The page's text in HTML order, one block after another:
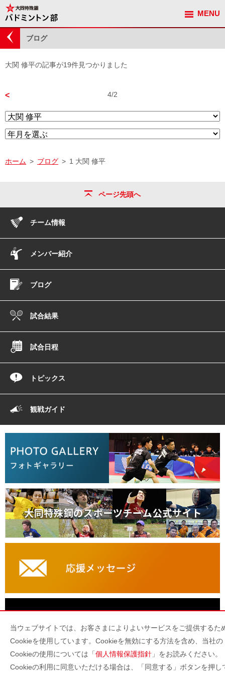
MENU
観戦ガイド
ブログ
大関 修平の記事が19件見つかりました
< 4/2
ホーム ブログ 1 大関 修平
ページ先頭へ
チーム情報
メンバー紹介
ブログ
試合結果
試合日程
トピックス
観戦ガイド
PCサイトヘ
当ウェブサイトでは、お客さまによりよいサービスをご提供するた
Cookieを使用しています。Cookieを無効にする方法を含め、当社の
Cookieの使用については「 個人情報保護指針 」をお読みください。
Cookieの利用に同意いただける場合は、「同意する」ボタンを押し